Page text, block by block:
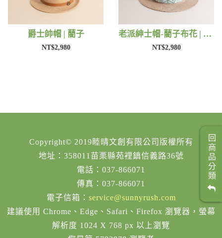
爵士帥帽 | 藺子
NT$2,980
老派紳士帽-藺子布花 | 藺子
NT$2,980
Copyright© 2019睦晴文創有限公司版權所有
地址：358011苗栗縣苑裡鎮信義路36號
電話：037-866071
傳真：037-866071
電子信箱： service@sunnyrush.com
建議使用 Chrome、Edge、Safari、Firefox 瀏覽器，螢幕
解析度 1024 X 768 px 以上瀏覽
回商品分類